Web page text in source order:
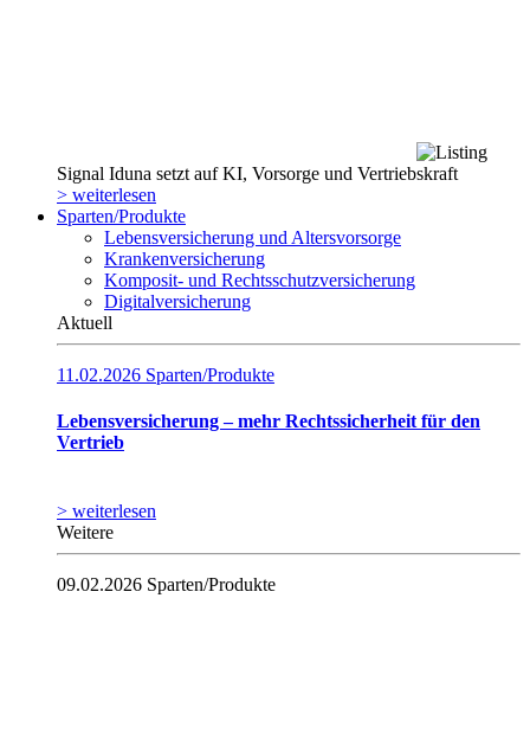
Signal Iduna setzt auf KI, Vorsorge und Vertriebskraft
> weiterlesen
Sparten/Produkte
Lebensversicherung und Altersvorsorge
Krankenversicherung
Komposit- und Rechtsschutzversicherung
Digitalversicherung
Aktuell
11.02.2026 Sparten/Produkte
Lebensversicherung – mehr Rechtssicherheit für den
Vertrieb
> weiterlesen
Weitere
09.02.2026 Sparten/Produkte